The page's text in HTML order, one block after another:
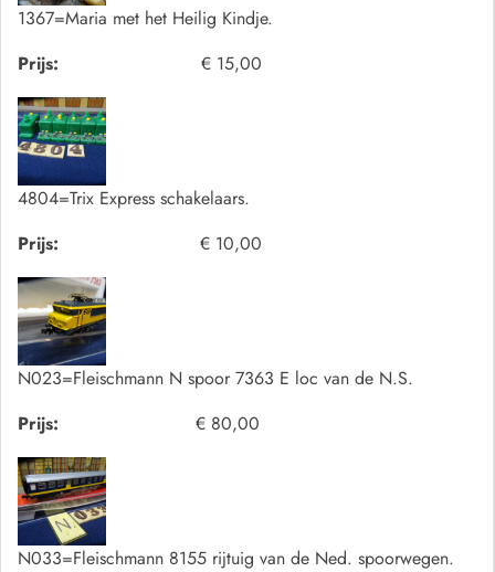
1367=Maria met het Heilig Kindje.
Prijs:
€ 15,00
4804=Trix Express schakelaars.
Prijs:
€ 10,00
N023=Fleischmann N spoor 7363 E loc van de N.S.
Prijs:
€ 80,00
N033=Fleischmann 8155 rijtuig van de Ned. spoorwegen.